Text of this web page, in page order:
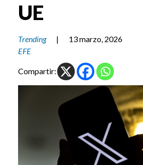
UE
Trending |
13 marzo, 2026
EFE
Compartir: